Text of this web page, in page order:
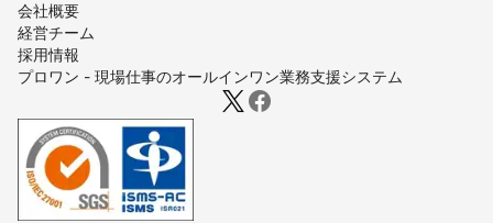
会社概要
経営チーム
採用情報
プロワン - 現場仕事のオールインワン業務支援システム